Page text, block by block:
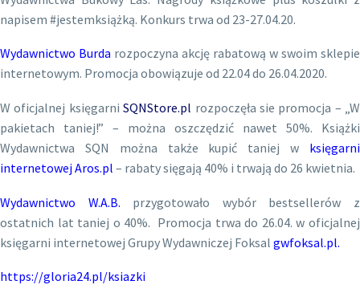
napisem #jestemksiążką. Konkurs trwa od 23-27.04.20.
Wydawnictwo Burda rozpoczyna akcję rabatową w swoim sklepie
internetowym. Promocja obowiązuje od 22.04 do 26.04.2020.
W oficjalnej księgarniSQNStore.pl rozpoczęła sie promocja – „W
pakietach taniej!” – można oszczędzić nawet 50%. Książki
Wydawnictwa SQN można także kupić taniej w księgarni
internetowej Aros.pl – rabaty sięgają 40% i trwają do 26 kwietnia.
Wydawnictwo W.A.B.
przygotowało wybór bestsellerów z
ostatnich lat taniej o 40%. Promocja trwa do 26.04. w oficjalnej
księgarni internetowej Grupy Wydawniczej Foksal gwfoksal.pl.
https://gloria24.pl/ksiazki